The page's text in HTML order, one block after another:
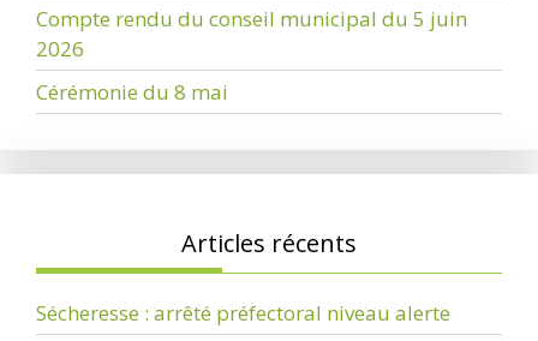
Compte rendu du conseil municipal du 5 juin
2026
Cérémonie du 8 mai
Articles récents
Sécheresse : arrêté préfectoral niveau alerte